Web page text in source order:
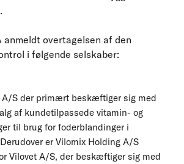
anmeldt overtagelsen af den
i følgende selskaber:
A/S der primært beskæftiger sig med
af kundetilpassede vitamin- og
til brug for foderblandinger i
er Vilomix Holding A/S
Vilovet A/S, der beskæftiger sig med